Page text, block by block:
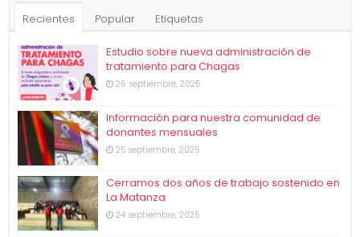
Recientes Popular Etiquetas
Estudio sobre nueva administración de
tratamiento para Chagas
26 septiembre, 2025
Información para nuestra comunidad de
donantes mensuales
25 septiembre, 2025
Cerramos dos años de trabajo sostenido en
La Matanza
24 septiembre, 2025